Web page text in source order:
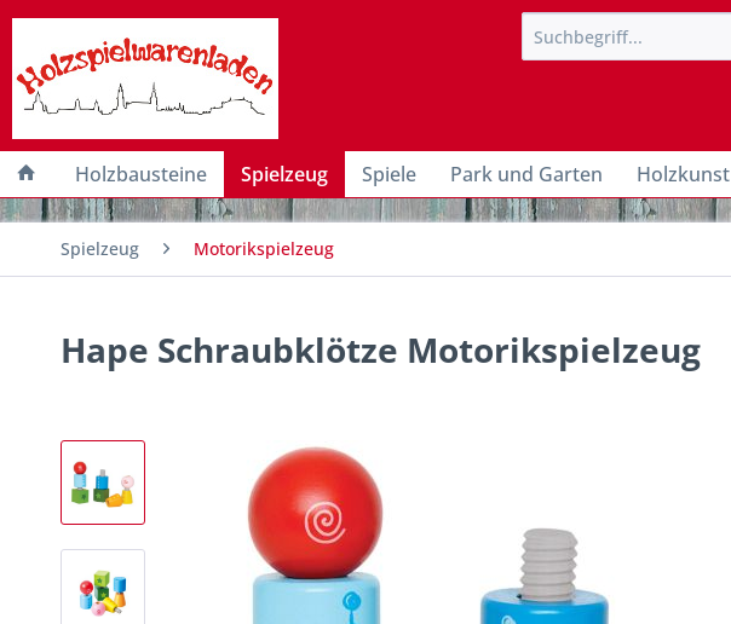
Holzbausteine Spielzeug Spiele Park und Garten Holzkunst
Spielzeug Motorikspielzeug
Hape Schraubklötze Motorikspielzeug